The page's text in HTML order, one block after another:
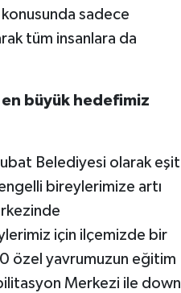
konusunda sadece
tüm insanlara da
büyük hedefimiz
Belediyesi olarak eşit
bireylerimize artı
için ilçemizde bir
özel yavrumuzun eğitim
Merkezi ile down